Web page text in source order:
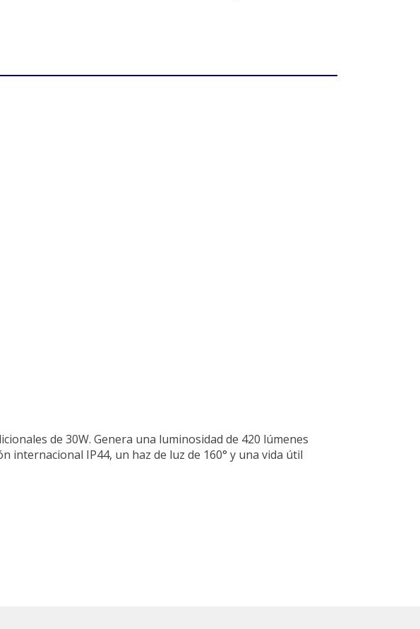
de 30W. Genera una luminosidad de 420 lúmenes
internacional IP44, un haz de luz de 160° y una vida útil